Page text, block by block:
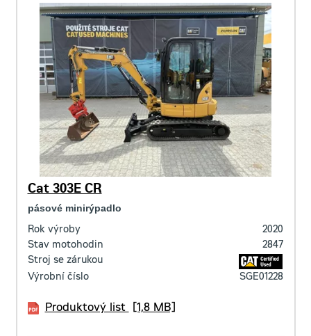
Cat 303E CR
pásové minirýpadlo
Rok výroby
2020
Stav motohodin
2847
Stroj se zárukou
Výrobní číslo
SGE01228
Produktový list [1,8 MB]